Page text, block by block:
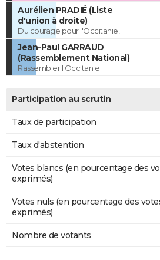
Aurélien PRADIÉ (Liste
d'union à droite)
Du courage pour l'Occitanie!
Jean-Paul GARRAUD
(Rassemblement National)
Rassembler l'Occitanie
Participation au scrutin
Taux de participation
Taux d'abstention
Votes blancs (en pourcentage des
exprimés)
Votes nuls (en pourcentage des
exprimés)
Nombre de votants